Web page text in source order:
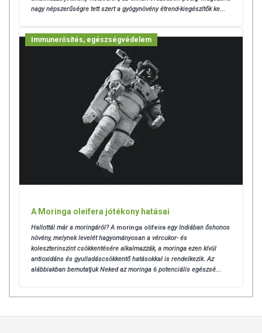
fogyasztási mennyiséget ne lépje túl! Ne szedje a készítményt, ha az
elzárva tartandó!
nagy népszerűségre tett szert a gyógynövény étrend-kiegészítők ke...
Immunerősítés, egészségvédelem
A Moringa oleifera jótékony hatásai
Hallottál már a moringáról? A moringa olifeira egy Indiában őshonos
növény, melynek levelét hagyományosan a vércukor- és
koleszterinszint csökkentésére alkalmazzák, a moringa ezen kívül
antioxidáns és gyulladáscsökkentő hatásokkal is rendelkezik. Az
alábbiakban bemutatjuk Neked az moringa 6 potenciális egészsé...